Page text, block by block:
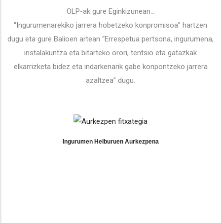
OLP-ak gure Eginkizunean...
“Ingurumenarekiko jarrera hobetzeko konpromisoa” hartzen
dugu eta gure Balioen artean “Errespetua pertsona, ingurumena,
instalakuntza eta bitarteko orori, tentsio eta gatazkak
elkarrizketa bidez eta indarkeriarik gabe konpontzeko jarrera
azaltzea” dugu.
Ingurumen Helburuen Aurkezpena